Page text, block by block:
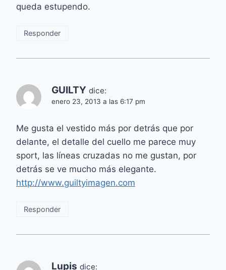
queda estupendo.
Responder
GUILTY dice:
enero 23, 2013 a las 6:17 pm
Me gusta el vestido más por detrás que por
delante, el detalle del cuello me parece muy
sport, las líneas cruzadas no me gustan, por
detrás se ve mucho más elegante.
http://www.guiltyimagen.com
Responder
Lupis dice: